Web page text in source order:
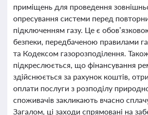
приміщень для проведення
опресування системи перед
підключенням газу. Це є
безпеки, передбаченою правилами
та Кодексом газорозподілення.
підкреслюється, що фінансування
здійснюється за рахунок коштів,
оплати послуги з розподілу
споживачів закликають вчасно
Загалом, ці заходи спрямовані на